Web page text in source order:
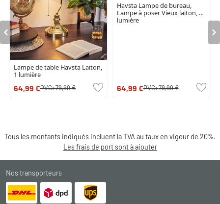
Lampe de table Havsta Laiton,
1 lumière
64,99 €PVC:79,99 €
Havsta Lampe de bureau,
Lampe à poser Vieux laiton, 1
lumière
64,99 €PVC:79,99 €
Tous les montants indiqués incluent la TVA au taux en vigeur de 20%.
Les frais de port sont à ajouter
Nos transporteurs